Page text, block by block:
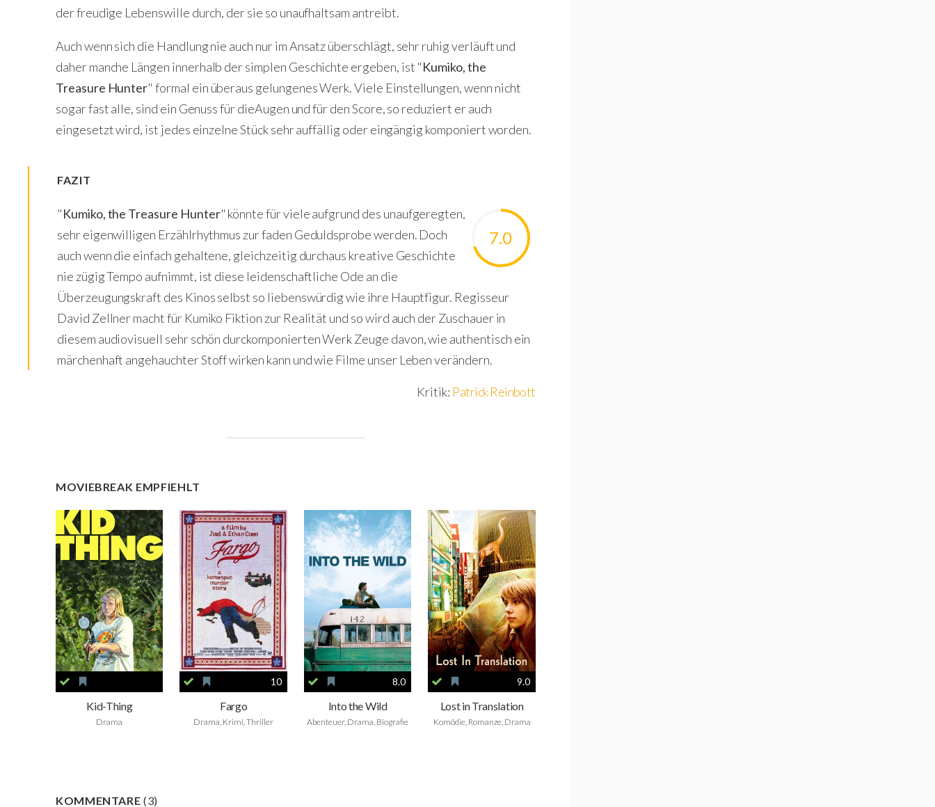
der freudige Lebenswille durch, der sie so unaufhaltsam antreibt.
Auch wenn sich die Handlung nie auch nur im Ansatz überschlägt, sehr ruhig verläuft und
daher manche Längen innerhalb der simplen Geschichte ergeben, ist "Kumiko, the
Treasure Hunter" formal ein überaus gelungenes Werk. Viele Einstellungen, wenn nicht
sogar fast alle, sind ein Genuss für dieAugen und für den Score, so reduziert er auch
eingesetzt wird, ist jedes einzelne Stück sehr auffällig oder eingängig komponiert worden.
FAZIT
7.0
"Kumiko, the Treasure Hunter" könnte für viele aufgrund des unaufgeregten,
sehr eigenwilligen Erzählrhythmus zur faden Geduldsprobe werden. Doch
auch wenn die einfach gehaltene, gleichzeitig durchaus kreative Geschichte
nie zügig Tempo aufnimmt, ist diese leidenschaftliche Ode an die
Überzeugungskraft des Kinos selbst so liebenswürdig wie ihre Hauptfigur. Regisseur
David Zellner macht für Kumiko Fiktion zur Realität und so wird auch der Zuschauer in
diesem audiovisuell sehr schön durckomponierten Werk Zeuge davon, wie authentisch ein
märchenhaft angehauchter Stoff wirken kann und wie Filme unser Leben verändern.
Kritik: Patrick Reinbott
MOVIEBREAK EMPFIEHLT
Kid-Thing
Drama
10
Fargo
Drama, Krimi, Thriller
8.0
Into the Wild
Abenteuer, Drama, Biografie
9.0
Lost in Translation
Komödie, Romanze, Drama
KOMMENTARE(3)